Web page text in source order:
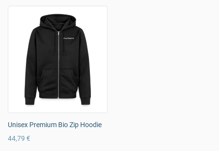
Unisex Premium Bio Zip Hoodie
44,79 €